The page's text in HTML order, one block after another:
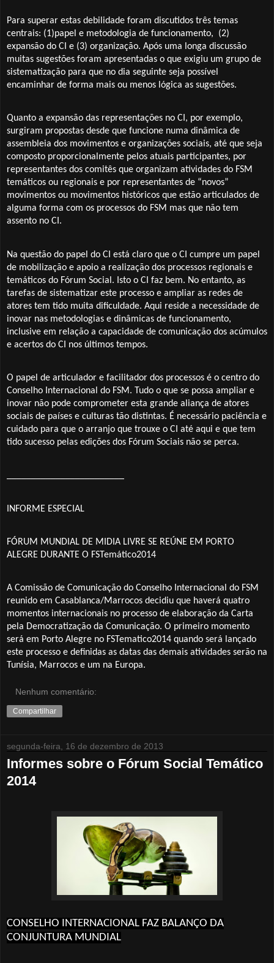
Para superar estas debilidade foram discutidos três temas
centrais: (1)papel e metodologia de funcionamento,
(2)
expansão do CI e (3) organização. Após uma longa discussão
muitas sugestões foram apresentadas o que exigiu um grupo de
sistematização para que no dia seguinte seja possível
encaminhar de forma mais ou menos lógica as sugestões.
Quanto a expansão das representações no CI, por exemplo,
surgiram propostas desde que funcione numa dinâmica de
assembleia dos movimentos e organizações sociais, até que seja
composto proporcionalmente pelos atuais participantes, por
representantes dos comitês que organizam atividades do FSM
temáticos ou regionais e por representantes de “novos”
movimentos ou movimentos históricos que estão articulados de
alguma forma com os processos do FSM mas que não tem
assento no CI.
Na questão do papel do CI está claro que o CI cumpre um papel
de mobilização e apoio a realização dos processos regionais e
temáticos do Fórum Social. Isto o CI faz bem. No entanto, as
tarefas de sistematizar este processo e ampliar as redes de
atores tem tido muita dificuldade. Aqui reside a necessidade de
inovar nas metodologias e dinâmicas de funcionamento,
inclusive em relação a capacidade de comunicação dos acúmulos
e acertos do CI nos últimos tempos.
O papel de articulador e facilitador dos processos é o centro do
Conselho Internacional do FSM. Tudo o que se possa ampliar e
inovar não pode comprometer esta grande aliança de atores
sociais de países e culturas tão distintas. É necessário paciência e
cuidado para que o arranjo que trouxe o CI até aqui e que tem
tido sucesso pelas edições dos Fórum Sociais não se perca.
INFORME ESPECIAL
FÓRUM MUNDIAL DE MIDIA LIVRE SE REÚNE EM PORTO
ALEGRE DURANTE O FSTemático2014
A Comissão de Comunicação do Conselho Internacional do FSM
reunido em Casablanca/Marrocos decidiu que haverá quatro
momentos internacionais no processo de elaboração da Carta
pela Democratização da Comunicação. O primeiro momento
será em Porto Alegre no FSTematico2014 quando será lançado
este processo e definidas as datas das demais atividades serão na
Tunísia, Marrocos e um na Europa.
Nenhum comentário:
Compartilhar
segunda-feira, 16 de dezembro de 2013
Informes sobre o Fórum Social Temático
2014
CONSELHO INTERNACIONAL FAZ BALANÇO DA
CONJUNTURA MUNDIAL